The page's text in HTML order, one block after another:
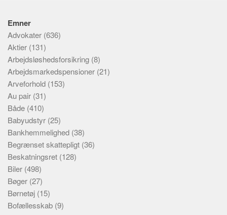
Emner
Advokater (636)
Aktier (131)
Arbejdsløshedsforsikring (8)
Arbejdsmarkedspensioner (21)
Arveforhold (153)
Au pair (31)
Både (410)
Babyudstyr (25)
Bankhemmelighed (38)
Begrænset skattepligt (36)
Beskatningsret (128)
Biler (498)
Bøger (27)
Børnetøj (15)
Bofællesskab (9)